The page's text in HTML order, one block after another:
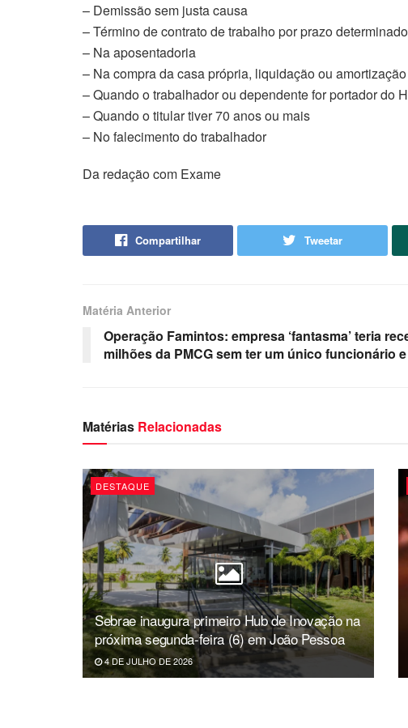
– Demissão sem justa causa
– Término de contrato de trabalho por prazo determinado
– Na aposentadoria
– Na compra da casa própria, liquidação ou
– Quando o trabalhador ou dependente for portador do
– Quando o titular tiver 70 anos ou mais
– No falecimento do trabalhador
Da redação com Exame
Compartilhar Tweetar
Matéria Anterior
Operação Famintos: empresa ‘fantasma’ teria
milhões da PMCG sem ter um único funcionário
Matérias Relacionadas
DESTAQUE
Sebrae inaugura primeiro Hub de Inovação na
próxima segunda-feira (6) em João Pessoa
4 DE JULHO DE 2026